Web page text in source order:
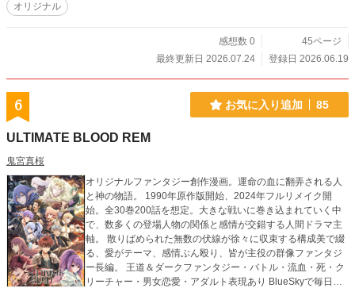
オリジナル
感想数 0
45ページ
最終更新日 2026.07.24
登録日 2026.06.19
6 お気に入り追加 85
ULTIMATE BLOOD REM
鬼宮真桜
オリジナルファンタジー創作漫画。運命の血に翻弄される人
と神の物語。 1990年原作版開始、2024年フルリメイク開
始。全30巻200話を想定。大きな戦いに巻き込まれていく中
で、数多くの登場人物の関係と感情が交錯する人間ドラマ主
軸。 散りばめられた無数の伏線が徐々に収束する構成美で綴
る、愛がテーマ、感情ぶん殴り、皆が主役の群像ファンタジ
ー長編。 王道＆ダークファンタジー・バトル・流血・死・ク
リーチャー・男女恋愛・アダルト表現あり BlueSkyで毎日情